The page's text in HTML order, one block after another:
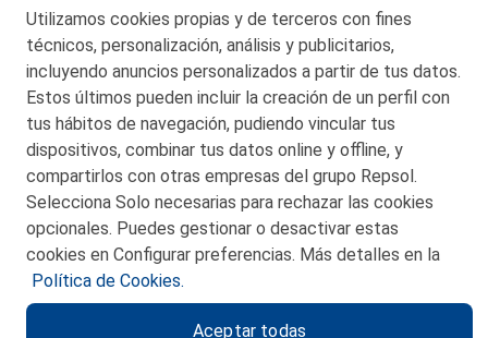
© 2026 Petronor S.A.
CONTACTO
MAPA WEB
POLITICA DE PRIVACIDAD
Utilizamos cookies propias y de terceros con fines
técnicos, personalización, análisis y publicitarios,
incluyendo anuncios personalizados a partir de tus datos.
Estos últimos pueden incluir la creación de un perfil con
tus hábitos de navegación, pudiendo vincular tus
dispositivos, combinar tus datos online y offline, y
compartirlos con otras empresas del grupo Repsol.
Selecciona Solo necesarias para rechazar las cookies
opcionales. Puedes gestionar o desactivar estas
cookies en Configurar preferencias. Más detalles en la
Política de Cookies.
Aceptar todas